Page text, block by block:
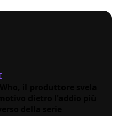
il produttore svela
dietro l'addio più